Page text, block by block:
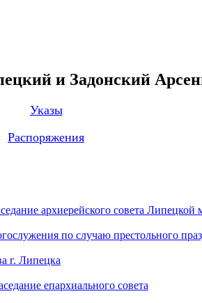
и Задонский
Указы
Распоряжения
архиерейского совета Липецкой
по случаю престольного
г. Липецка
епархиального совета